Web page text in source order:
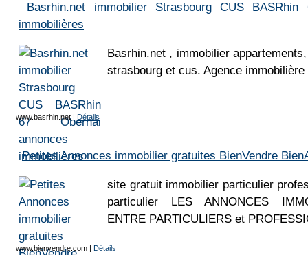
Basrhin.net immobilier Strasbourg CUS BASRhin
immobilières
Basrhin.net , immobilier
strasbourg et cus. Agence immobilière
www.basrhin.net| Détails
Petites Annonces immobilier gratuites BienVendre
site gratuit immobilier particulier
particulier LES ANNONCES
ENTRE PARTICULIERS et
www.bienvendre.com | Détails